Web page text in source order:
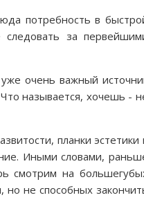
потребность в
следовать за
очень важный
называется, хочешь -
планки эстетики
Иными словами,
смотрим на
но не способных